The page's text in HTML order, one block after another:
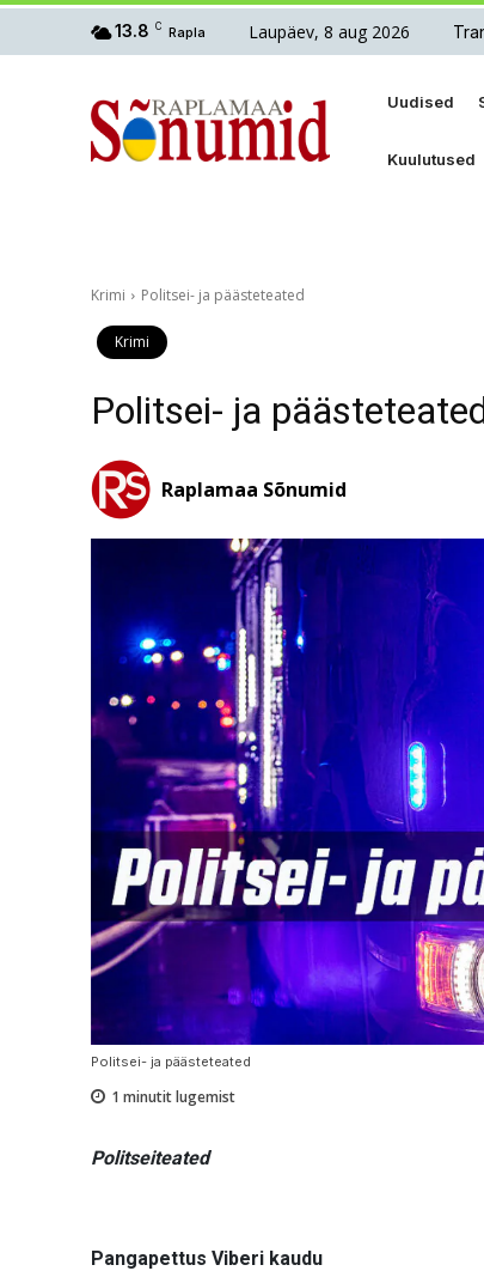
13.8 C Rapla Laupäev, 8 aug 2026
Uudised
Kuulutused
Krimi Politsei- ja päästeteated
Krimi
Politsei- ja
Raplamaa Sõnumid
Politsei- ja päästeteated
1 minutit lugemist
Politseiteated
Pangapettus Viberi kaudu